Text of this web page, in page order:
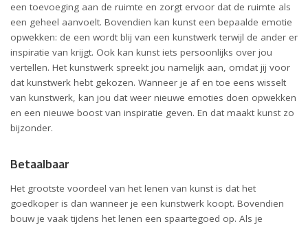
een toevoeging aan de ruimte en zorgt ervoor dat de ruimte als
een geheel aanvoelt. Bovendien kan kunst een bepaalde emotie
opwekken: de een wordt blij van een kunstwerk terwijl de ander er
inspiratie van krijgt. Ook kan kunst iets persoonlijks over jou
vertellen. Het kunstwerk spreekt jou namelijk aan, omdat jij voor
dat kunstwerk hebt gekozen. Wanneer je af en toe eens wisselt
van kunstwerk, kan jou dat weer nieuwe emoties doen opwekken
en een nieuwe boost van inspiratie geven. En dat maakt kunst zo
bijzonder.
Betaalbaar
Het grootste voordeel van het lenen van kunst is dat het
goedkoper is dan wanneer je een kunstwerk koopt. Bovendien
bouw je vaak tijdens het lenen een spaartegoed op. Als je